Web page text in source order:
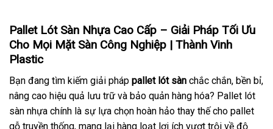
Pallet Lót Sàn Nhựa Cao Cấp – Giải Pháp Tối Ưu
Cho Mọi Mặt Sàn Công Nghiệp | Thành Vinh
Plastic
Bạn đang tìm kiếm giải pháp pallet lót sàn chắc chắn, bền bỉ,
nâng cao hiệu quả lưu trữ và bảo quản hàng hóa? Pallet lót
sàn nhựa chính là sự lựa chọn hoàn hảo thay thế cho pallet
gỗ truyền thống, mang lại hàng loạt lợi ích vượt trội về độ